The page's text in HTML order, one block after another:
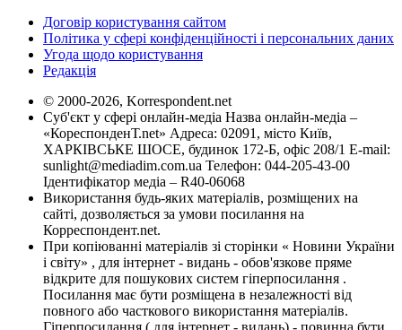
Договір користування сайтом
Політика у сфері конфіденційності і персональних даних
Угода щодо користування
Редакція
© 2000-2026, Korrespondent.net
Суб'єкт у сфері онлайн-медіа Назва онлайн-медіа –
«КореспонденТ.net» Адреса: 02091, місто Київ,
ХАРКІВСЬКЕ ШОСЕ, будинок 172-Б, офіс 208/1 E-mail:
sunlight@mediadim.com.ua Телефон: 044-205-43-00
Ідентифікатор медіа – R40-06068
Використання будь-яких матеріалів, розміщених на
сайті, дозволяється за умови посилання на
Корреспондент.net.
При копіюванні матеріалів зі сторінки « Новини України
і світу» , для інтернет - видань - обов'язкове пряме
відкрите для пошукових систем гіперпосилання .
Посилання має бути розміщена в незалежності від
повного або часткового використання матеріалів.
Гіперпосилання ( для інтернет - видань) - повинна бути